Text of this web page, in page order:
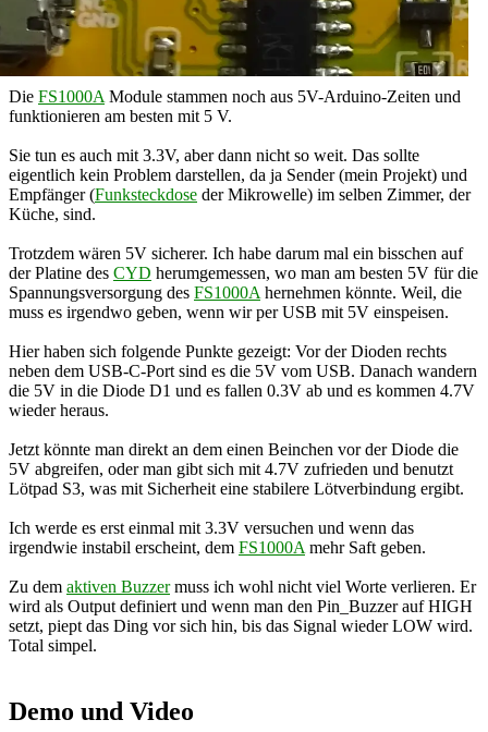
Die FS1000A Module stammen noch aus 5V-Arduino-Zeiten und
funktionieren am besten mit 5 V.
Sie tun es auch mit 3.3V, aber dann nicht so weit. Das sollte
eigentlich kein Problem darstellen, da ja Sender (mein Projekt) und
Empfänger (Funksteckdose der Mikrowelle) im selben Zimmer, der
Küche, sind.
Trotzdem wären 5V sicherer. Ich habe darum mal ein bisschen auf
der Platine des CYD herumgemessen, wo man am besten 5V für die
Spannungsversorgung des FS1000A hernehmen könnte. Weil, die
muss es irgendwo geben, wenn wir per USB mit 5V einspeisen.
Hier haben sich folgende Punkte gezeigt: Vor der Dioden rechts
neben dem USB-C-Port sind es die 5V vom USB. Danach wandern
die 5V in die Diode D1 und es fallen 0.3V ab und es kommen 4.7V
wieder heraus.
Jetzt könnte man direkt an dem einen Beinchen vor der Diode die
5V abgreifen, oder man gibt sich mit 4.7V zufrieden und benutzt
Lötpad S3, was mit Sicherheit eine stabilere Lötverbindung ergibt.
Ich werde es erst einmal mit 3.3V versuchen und wenn das
irgendwie instabil erscheint, dem FS1000A mehr Saft geben.
Zu dem aktiven Buzzermuss ich wohl nicht viel Worte verlieren. Er
wird als Output definiert und wenn man den Pin_Buzzer auf HIGH
setzt, piept das Ding vor sich hin, bis das Signal wieder LOW wird.
Total simpel.
Demo und Video